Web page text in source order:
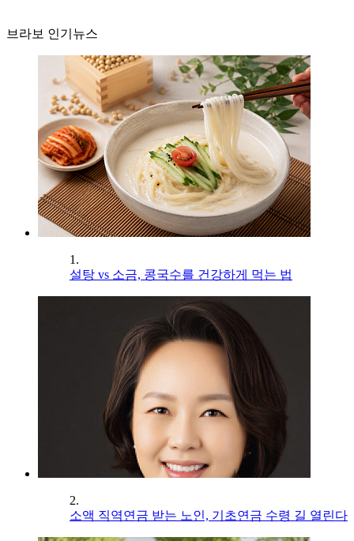
브라보 인기뉴스
1.
설탕 vs 소금, 콩국수를 건강하게 먹는 법
2.
소액 직역연금 받는 노인, 기초연금 수령 길 열린다